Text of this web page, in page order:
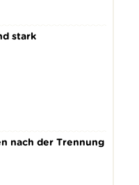
stark
nach der Trennung